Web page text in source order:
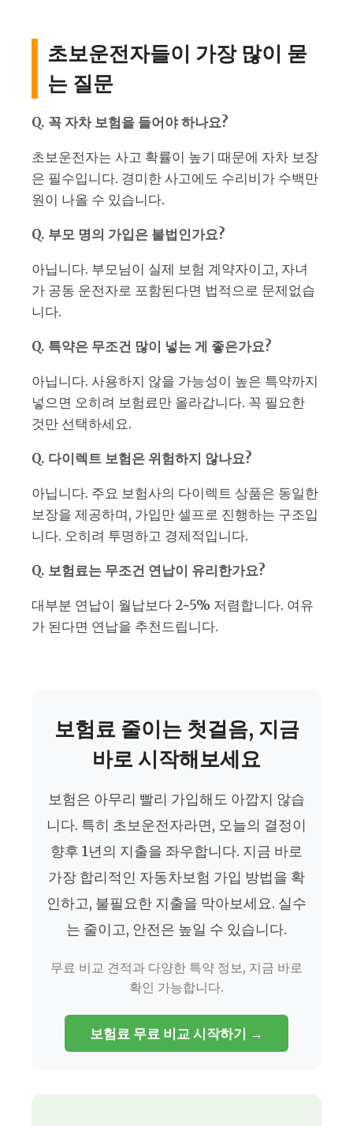
초보운전자들이 가장 많이 묻
는 질문
Q. 꼭 자차 보험을 들어야 하나요?
초보운전자는 사고 확률이 높기 때문에 자차 보장
은 필수입니다. 경미한 사고에도 수리비가 수백만
원이 나올 수 있습니다.
Q. 부모 명의 가입은 불법인가요?
아닙니다. 부모님이 실제 보험 계약자이고, 자녀
가 공동 운전자로 포함된다면 법적으로 문제없습
니다.
Q. 특약은 무조건 많이 넣는 게 좋은가요?
아닙니다. 사용하지 않을 가능성이 높은 특약까지
넣으면 오히려 보험료만 올라갑니다. 꼭 필요한
것만 선택하세요.
Q. 다이렉트 보험은 위험하지 않나요?
아닙니다. 주요 보험사의 다이렉트 상품은 동일한
보장을 제공하며, 가입만 셀프로 진행하는 구조입
니다. 오히려 투명하고 경제적입니다.
Q. 보험료는 무조건 연납이 유리한가요?
대부분 연납이 월납보다 2~5% 저렴합니다. 여유
가 된다면 연납을 추천드립니다.
보험료 줄이는 첫걸음, 지금
바로 시작해보세요
보험은 아무리 빨리 가입해도 아깝지 않습
니다. 특히 초보운전자라면, 오늘의 결정이
향후 1년의 지출을 좌우합니다. 지금 바로
가장 합리적인 자동차보험 가입 방법을 확
인하고, 불필요한 지출을 막아보세요. 실수
는 줄이고, 안전은 높일 수 있습니다.
무료 비교 견적과 다양한 특약 정보, 지금 바로
확인 가능합니다.
보험료 무료 비교 시작하기 →